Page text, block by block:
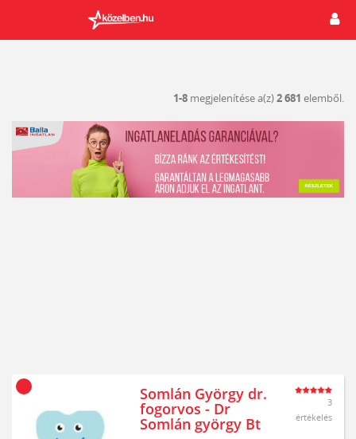
1-8 megjelenítése a(z)2 681 elemből.
Somlán György dr.
fogorvos - Dr
Somlán györgy Bt
3
értékelés